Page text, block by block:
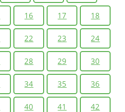
16 17 18
22 23 24
28 29 30
34 35 36
40 41 42